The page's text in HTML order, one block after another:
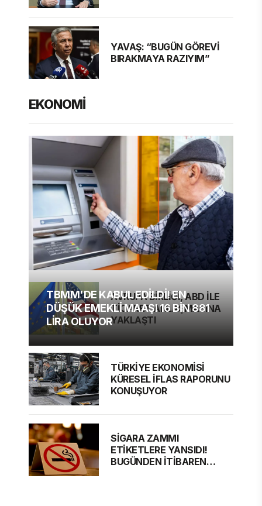
YAVAŞ: “BUGÜN GÖREVİ
BIRAKMAYA RAZIYIM”
EKONOMİ
TBMM'DE KABUL EDİLDİ! EN
DÜŞÜK EMEKLİ MAAŞI 16 BİN 881
LİRA OLUYOR
AVRUPA BİRLİĞİ, ABD İLE
TİCARET ANLAŞMASINA
YAKLAŞTI
TÜRKİYE EKONOMİSİ
KÜRESEL İFLAS RAPORUNU
KONUŞUYOR
SİGARA ZAMMI
ETİKETLERE YANSIDI!
BUGÜNDEN İTİBAREN